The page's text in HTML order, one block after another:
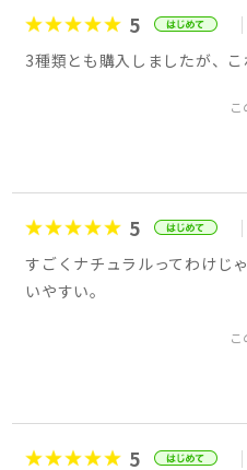
5
3種類とも購入しましたが、
5
すごくナチュラルってわけじ
いやすい。
5